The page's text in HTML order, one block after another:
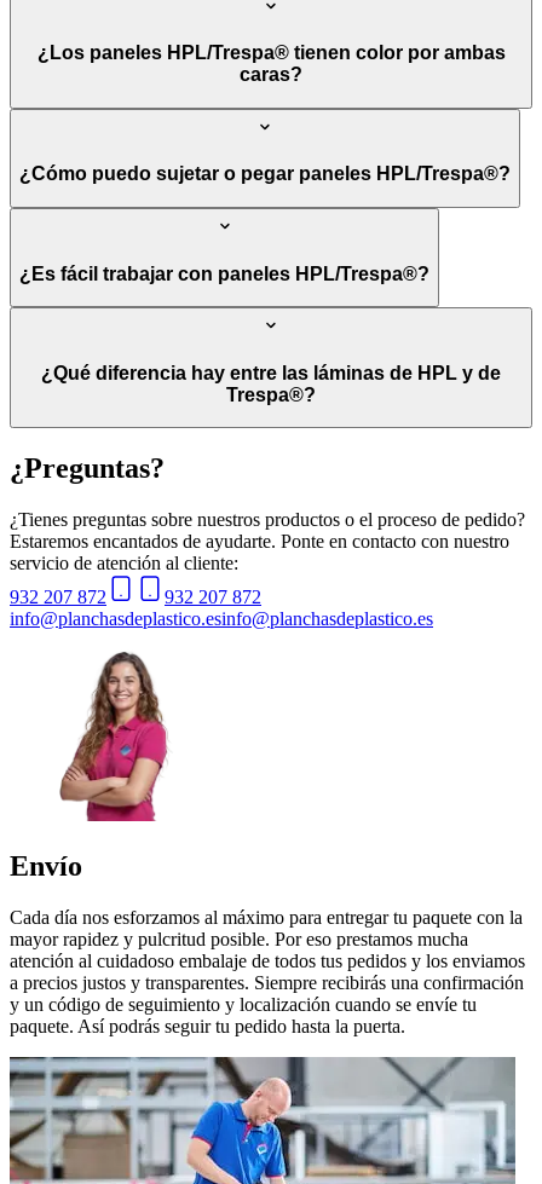
¿Los paneles HPL/Trespa® tienen color por ambas
caras?
¿Cómo puedo sujetar o pegar paneles HPL/Trespa®?
¿Es fácil trabajar con paneles HPL/Trespa®?
¿Qué diferencia hay entre las láminas de HPL y de
Trespa®?
¿Preguntas?
¿Tienes preguntas sobre nuestros productos o el proceso de pedido?
Estaremos encantados de ayudarte. Ponte en contacto con nuestro
servicio de atención al cliente:
932 207 872
932 207 872
info@planchasdeplastico.esinfo@planchasdeplastico.es
Envío
Cada día nos esforzamos al máximo para entregar tu paquete con la
mayor rapidez y pulcritud posible. Por eso prestamos mucha
atención al cuidadoso embalaje de todos tus pedidos y los enviamos
a precios justos y transparentes. Siempre recibirás una confirmación
y un código de seguimiento y localización cuando se envíe tu
paquete. Así podrás seguir tu pedido hasta la puerta.